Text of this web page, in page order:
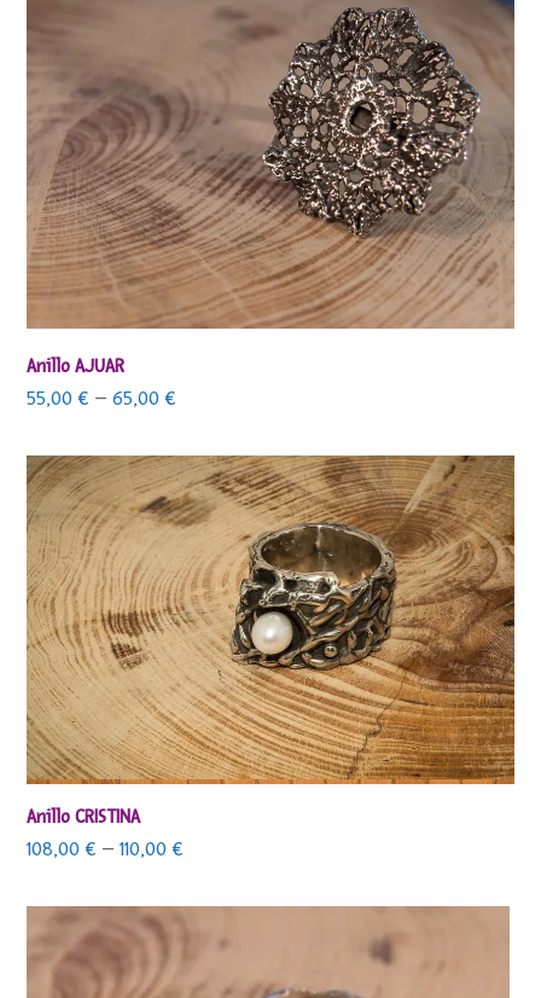
Anillo AJUAR
55,00€ –65,00€
Anillo CRISTINA
108,00€ –110,00€